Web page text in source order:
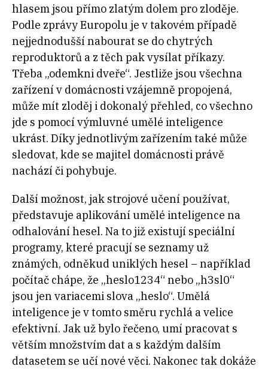
hlasem jsou přímo zlatým dolem pro zloděje.
Podle zprávy Europolu je v takovém případě
nejjednodušší nabourat se do chytrých
reproduktorů a z těch pak vysílat příkazy.
Třeba „odemkni dveře“. Jestliže jsou všechna
zařízení v domácnosti vzájemně propojená,
může mít zloděj i dokonalý přehled, co všechno
jde s pomocí výmluvné umělé inteligence
ukrást. Díky jednotlivým zařízením také může
sledovat, kde se majitel domácnosti právě
nachází či pohybuje.
Další možnost, jak strojové učení používat,
představuje aplikování umělé inteligence na
odhalování hesel. Na to již existují speciální
programy, které pracují se seznamy už
známých, odněkud uniklých hesel – například
počítač chápe, že „heslo1234“ nebo „h3sl0“
jsou jen variacemi slova „heslo“. Umělá
inteligence je v tomto směru rychlá a velice
efektivní. Jak už bylo řečeno, umí pracovat s
větším množstvím dat a s každým dalším
datasetem se učí nové věci. Nakonec tak dokáže